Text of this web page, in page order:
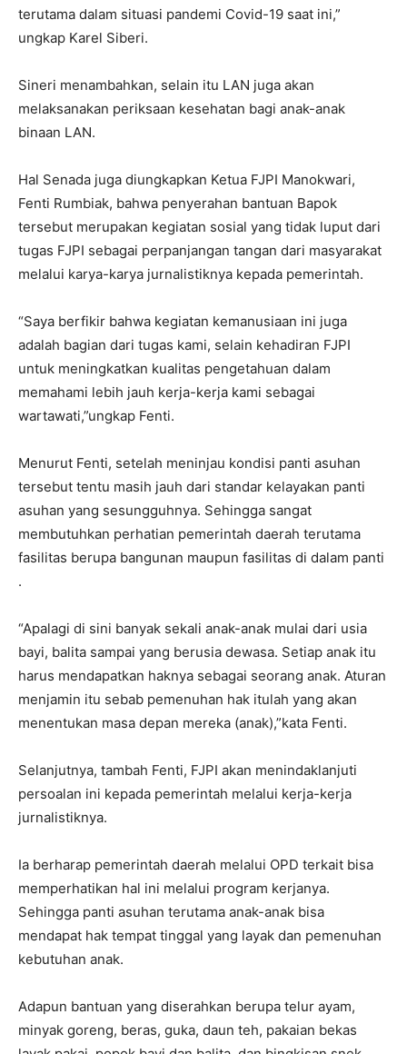
terutama dalam situasi pandemi Covid-19 saat ini,”
ungkap Karel Siberi.
Sineri menambahkan, selain itu LAN juga akan
melaksanakan periksaan kesehatan bagi anak-anak
binaan LAN.
Hal Senada juga diungkapkan Ketua FJPI Manokwari,
Fenti Rumbiak, bahwa penyerahan bantuan Bapok
tersebut merupakan kegiatan sosial yang tidak luput dari
tugas FJPI sebagai perpanjangan tangan dari masyarakat
melalui karya-karya jurnalistiknya kepada pemerintah.
“Saya berfikir bahwa kegiatan kemanusiaan ini juga
adalah bagian dari tugas kami, selain kehadiran FJPI
untuk meningkatkan kualitas pengetahuan dalam
memahami lebih jauh kerja-kerja kami sebagai
wartawati,”ungkap Fenti.
Menurut Fenti, setelah meninjau kondisi panti asuhan
tersebut tentu masih jauh dari standar kelayakan panti
asuhan yang sesungguhnya. Sehingga sangat
membutuhkan perhatian pemerintah daerah terutama
fasilitas berupa bangunan maupun fasilitas di dalam panti
.
“Apalagi di sini banyak sekali anak-anak mulai dari usia
bayi, balita sampai yang berusia dewasa. Setiap anak itu
harus mendapatkan haknya sebagai seorang anak. Aturan
menjamin itu sebab pemenuhan hak itulah yang akan
menentukan masa depan mereka (anak),”kata Fenti.
Selanjutnya, tambah Fenti, FJPI akan menindaklanjuti
persoalan ini kepada pemerintah melalui kerja-kerja
jurnalistiknya.
Ia berharap pemerintah daerah melalui OPD terkait bisa
memperhatikan hal ini melalui program kerjanya.
Sehingga panti asuhan terutama anak-anak bisa
mendapat hak tempat tinggal yang layak dan pemenuhan
kebutuhan anak.
Adapun bantuan yang diserahkan berupa telur ayam,
minyak goreng, beras, guka, daun teh, pakaian bekas